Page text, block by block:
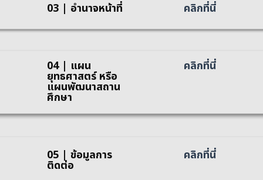
03 | อำนาจหน้าที่ คลิกที่นี่
04 | แผน
ยุทธศาสตร์ หรือ
แผนพัฒนาสถาน
ศึกษา
คลิกที่นี่
05 | ข้อมูลการ
ติดต่อ
คลิกที่นี่